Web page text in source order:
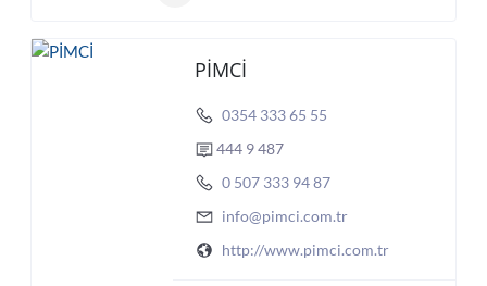
PİMCİ
0354 333 65 55
444 9 487
0 507 333 94 87
info@pimci.com.tr
http://www.pimci.com.tr